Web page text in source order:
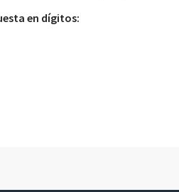
en dígitos: